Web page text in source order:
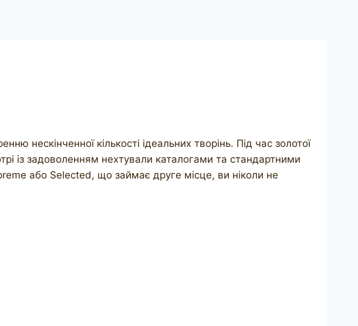
нескінченної кількості ідеальних творінь. Під час золотої
із задоволенням нехтували каталогами та стандартними
або Selected, що займає друге місце, ви ніколи не